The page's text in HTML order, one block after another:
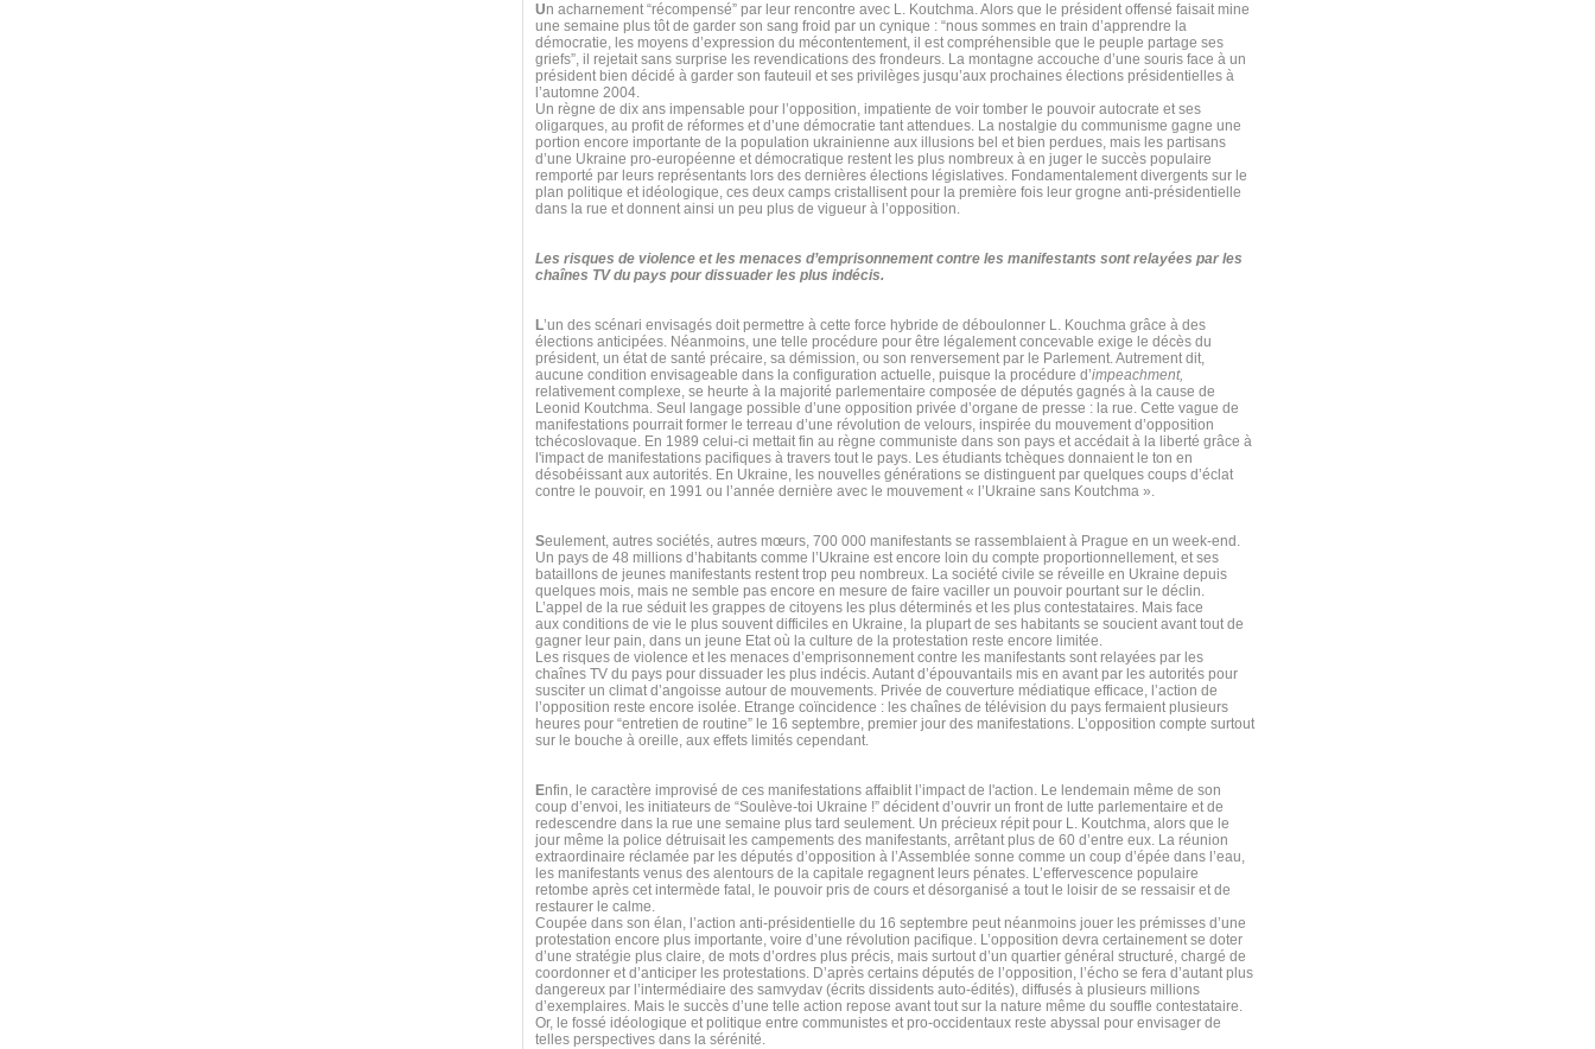
Un acharnement “récompensé” par leur rencontre avec L. Koutchma. Alors que le président offensé faisait mine
une semaine plus tôt de garder son sang froid par un cynique : “nous sommes en train d’apprendre la
démocratie, les moyens d’expression du mécontentement, il est compréhensible que le peuple partage ses
griefs”, il rejetait sans surprise les revendications des frondeurs. La montagne accouche d’une souris face à un
président bien décidé à garder son fauteuil et ses privilèges jusqu’aux prochaines élections présidentielles à
l’automne 2004.
Un règne de dix ans impensable pour l’opposition, impatiente de voir tomber le pouvoir autocrate et ses
oligarques, au profit de réformes et d’une démocratie tant attendues. La nostalgie du communisme gagne une
portion encore importante de la population ukrainienne aux illusions bel et bien perdues, mais les partisans
d’une Ukraine pro-européenne et démocratique restent les plus nombreux à en juger le succès populaire
remporté par leurs représentants lors des dernières élections législatives. Fondamentalement divergents sur le
plan politique et idéologique, ces deux camps cristallisent pour la première fois leur grogne anti-présidentielle
dans la rue et donnent ainsi un peu plus de vigueur à l’opposition.
Les risques de violence et les menaces d’emprisonnement contre les manifestants sont relayées par les
chaînes TV du pays pour dissuader les plus indécis.
L’un des scénari envisagés doit permettre à cette force hybride de déboulonner L. Kouchma grâce à des
élections anticipées. Néanmoins, une telle procédure pour être légalement concevable exige le décès du
président, un état de santé précaire, sa démission, ou son renversement par le Parlement. Autrement dit,
aucune condition envisageable dans la configuration actuelle, puisque la procédure d’impeachment,
relativement complexe, se heurte à la majorité parlementaire composée de députés gagnés à la cause de
Leonid Koutchma. Seul langage possible d’une opposition privée d’organe de presse : la rue. Cette vague de
manifestations pourrait former le terreau d’une révolution de velours, inspirée du mouvement d’opposition
tchécoslovaque. En 1989 celui-ci mettait fin au règne communiste dans son pays et accédait à la liberté grâce à
l'impact de manifestations pacifiques à travers tout le pays. Les étudiants tchèques donnaient le ton en
désobéissant aux autorités. En Ukraine, les nouvelles générations se distinguent par quelques coups d’éclat
contre le pouvoir, en 1991 ou l’année dernière avec le mouvement « l’Ukraine sans Koutchma ».
Seulement, autres sociétés, autres mœurs, 700 000 manifestants se rassemblaient à Prague en un week-end.
Un pays de 48 millions d’habitants comme l’Ukraine est encore loin du compte proportionnellement, et ses
bataillons de jeunes manifestants restent trop peu nombreux. La société civile se réveille en Ukraine depuis
quelques mois, mais ne semble pas encore en mesure de faire vaciller un pouvoir pourtant sur le déclin.
L’appel de la rue séduit les grappes de citoyens les plus déterminés et les plus contestataires. Mais face
aux conditions de vie le plus souvent difficiles en Ukraine, la plupart de ses habitants se soucient avant tout de
gagner leur pain, dans un jeune Etat où la culture de la protestation reste encore limitée.
Les risques de violence et les menaces d’emprisonnement contre les manifestants sont relayées par les
chaînes TV du pays pour dissuader les plus indécis. Autant d’épouvantails mis en avant par les autorités pour
susciter un climat d’angoisse autour de mouvements. Privée de couverture médiatique efficace, l’action de
l’opposition reste encore isolée. Etrange coïncidence : les chaînes de télévision du pays fermaient plusieurs
heures pour “entretien de routine” le 16 septembre, premier jour des manifestations. L’opposition compte surtout
sur le bouche à oreille, aux effets limités cependant.
Enfin, le caractère improvisé de ces manifestations affaiblit l’impact de l'action. Le lendemain même de son
coup d’envoi, les initiateurs de “Soulève-toi Ukraine !” décident d’ouvrir un front de lutte parlementaire et de
redescendre dans la rue une semaine plus tard seulement. Un précieux répit pour L. Koutchma, alors que le
jour même la police détruisait les campements des manifestants, arrêtant plus de 60 d’entre eux. La réunion
extraordinaire réclamée par les députés d’opposition à l’Assemblée sonne comme un coup d’épée dans l’eau,
les manifestants venus des alentours de la capitale regagnent leurs pénates. L’effervescence populaire
retombe après cet intermède fatal, le pouvoir pris de cours et désorganisé a tout le loisir de se ressaisir et de
restaurer le calme.
Coupée dans son élan, l’action anti-présidentielle du 16 septembre peut néanmoins jouer les prémisses d’une
protestation encore plus importante, voire d’une révolution pacifique. L’opposition devra certainement se doter
d’une stratégie plus claire, de mots d’ordres plus précis, mais surtout d’un quartier général structuré, chargé de
coordonner et d’anticiper les protestations. D’après certains députés de l’opposition, l’écho se fera d’autant plus
dangereux par l’intermédiaire des samvydav (écrits dissidents auto-édités), diffusés à plusieurs millions
d’exemplaires. Mais le succès d’une telle action repose avant tout sur la nature même du souffle contestataire.
Or, le fossé idéologique et politique entre communistes et pro-occidentaux reste abyssal pour envisager de
telles perspectives dans la sérénité.